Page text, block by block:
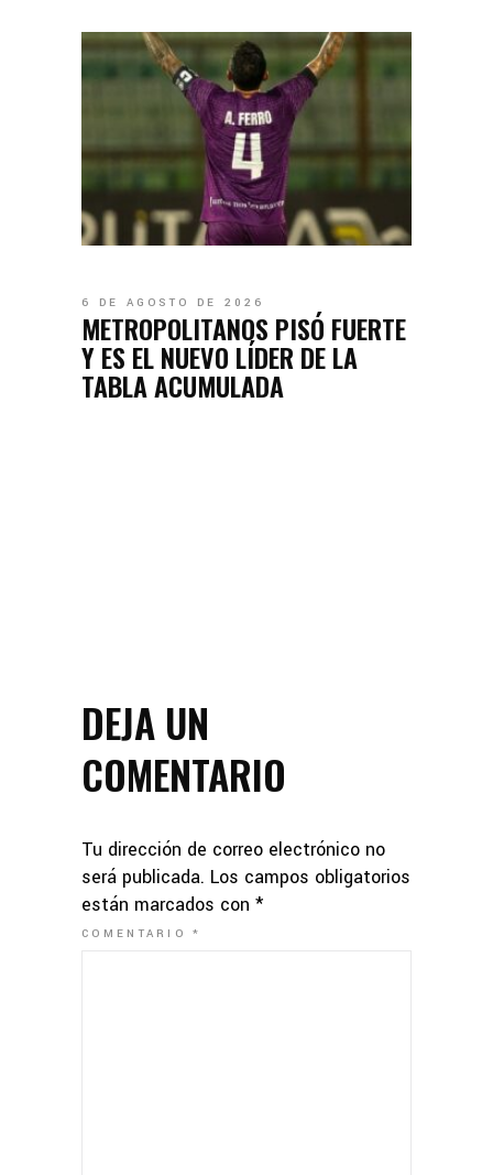
6 DE AGOSTO DE 2026
METROPOLITANOS PISÓ FUERTE
Y ES EL NUEVO LÍDER DE LA
TABLA ACUMULADA
DEJA UN
COMENTARIO
Tu dirección de correo electrónico no
será publicada. Los campos obligatorios
están marcados con *
COMENTARIO*